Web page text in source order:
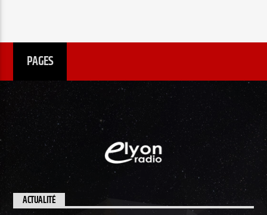
PAGES
ACTUALITÉ